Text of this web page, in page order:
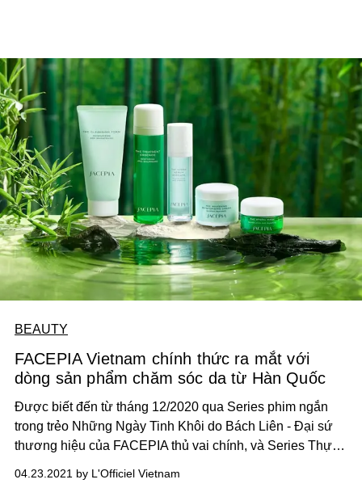
BEAUTY
FACEPIA Vietnam chính thức ra mắt với
dòng sản phẩm chăm sóc da từ Hàn Quốc
Được biết đến từ tháng 12/2020 qua Series phim ngắn
trong trẻo Những Ngày Tinh Khôi do Bách Liên - Đại sứ
thương hiệu của FACEPIA thủ vai chính, và Series Thực
22/04/2021 vừa qua, FACEPIA Vietnam mới chính thức ra
04.23.2021 by L'Officiel Vietnam